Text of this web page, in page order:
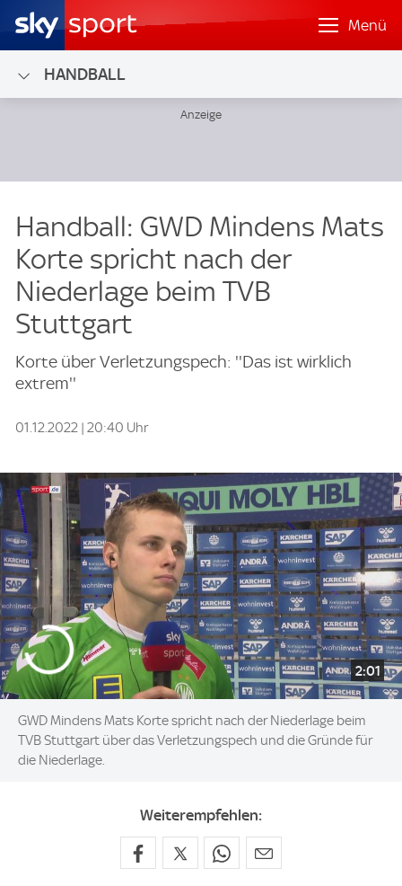
Menü
HANDBALL
Handball: GWD Mindens Mats
Korte spricht nach der
Niederlage beim TVB
Stuttgart
Korte über Verletzungspech: ''Das ist wirklich
extrem''
01.12.2022 | 20:40 Uhr
2:01
GWD Mindens Mats Korte spricht nach der Niederlage beim
TVB Stuttgart über das Verletzungspech und die Gründe für
die Niederlage.
Weiterempfehlen: